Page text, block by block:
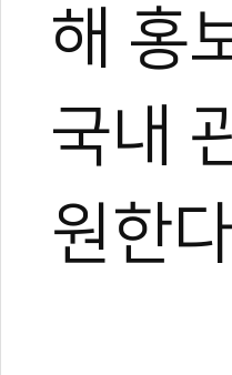
해 홍
국내
원한